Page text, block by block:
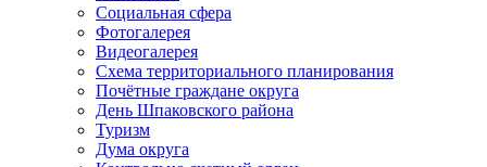
Социальная сфера
Фотогалерея
Видеогалерея
Схема территориального планирования
Почётные граждане округа
День Шпаковского района
Туризм
Дума округа